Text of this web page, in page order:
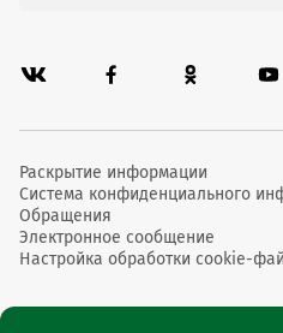
Раскрытие информации
Система конфиденциального
Обращения
Электронное сообщение
Настройка обработки cookie-